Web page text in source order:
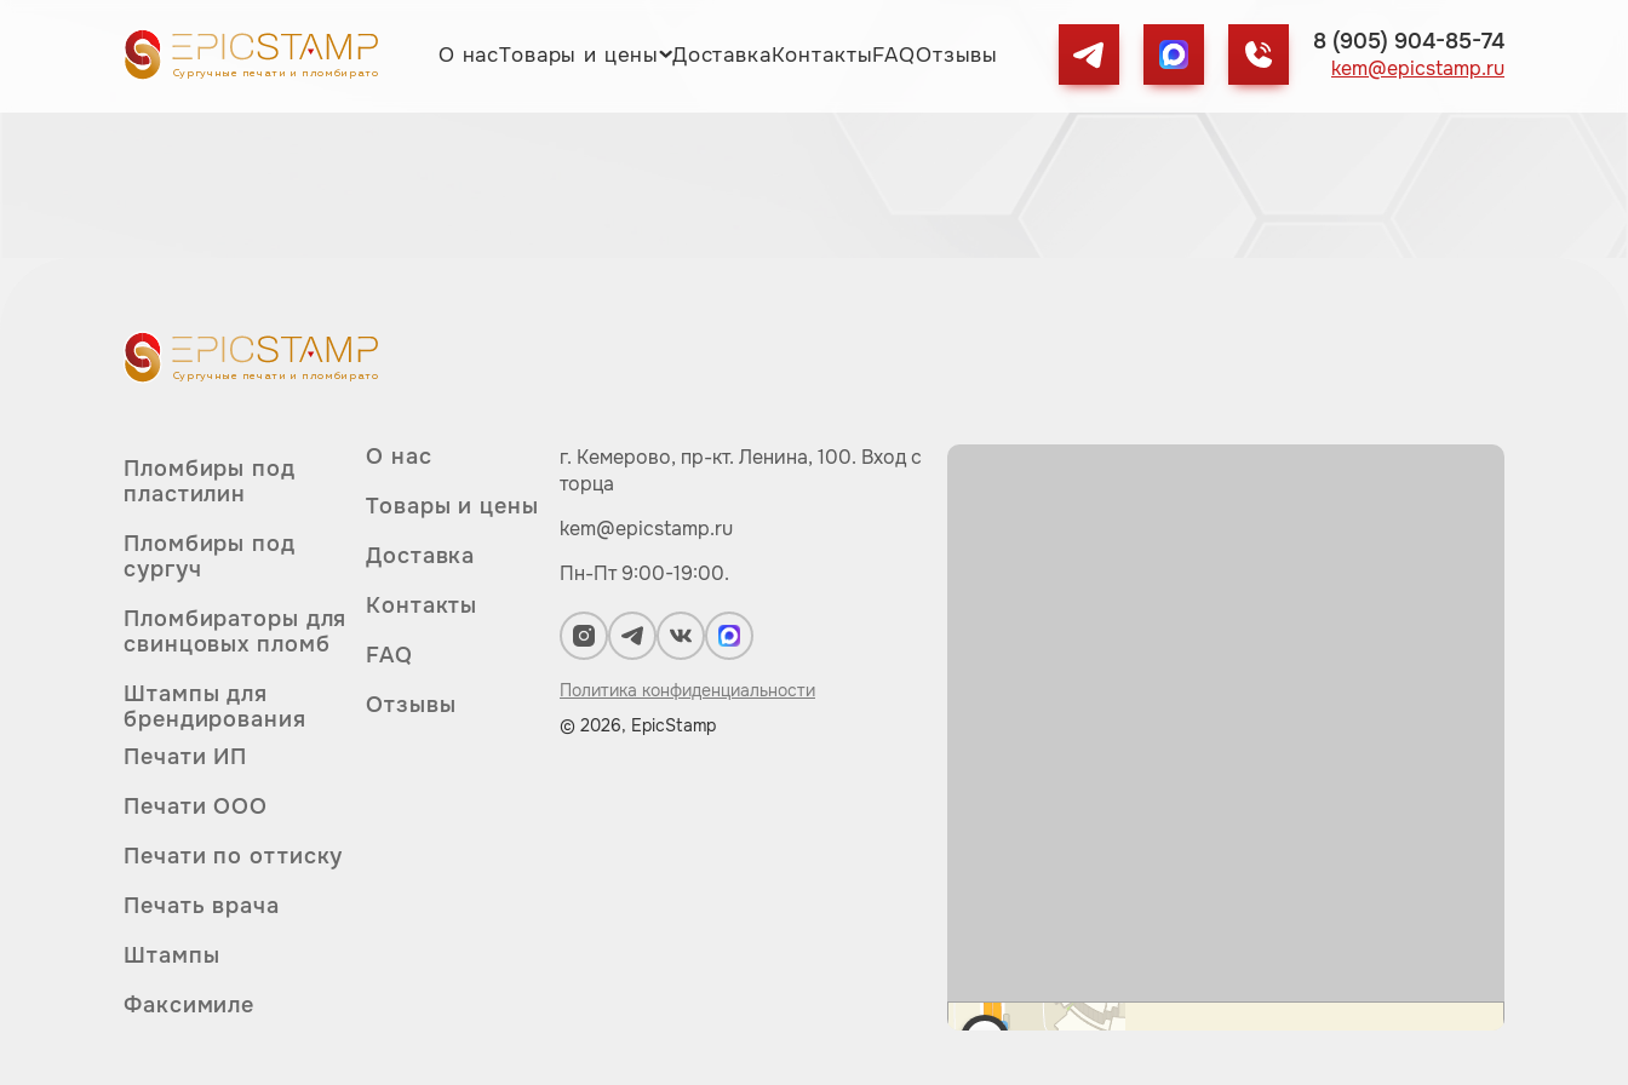
Сургучные печати и пломбираторы
О насТовары и цены ДоставкаКонтактыFAQОтзывы 8 (905) 904-85-74
kem@epicstamp.ru
Сургучные печати и пломбираторы
Печати ИП
Печати ООО
Печати по оттиску
Печать врача
Пломбираторы для
свинцовых пломб
Пломбиры под
пластилин
Пломбиры под
сургуч
Факсимиле
Штампы
Штампы для
брендирования
О нас
Товары и цены
Доставка
Контакты
FAQ
Отзывы
г. Кемерово, пр-кт. Ленина, 100. Вход с
торца
kem@epicstamp.ru
Пн-Пт 9:00-19:00.
Политика конфиденциальности
© 2026, EpicStamp